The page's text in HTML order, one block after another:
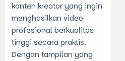
konten kreator yang ingin
menghasilkan video
profesional berkualitas
tinggi secara praktis.
Dengan tampilan yang